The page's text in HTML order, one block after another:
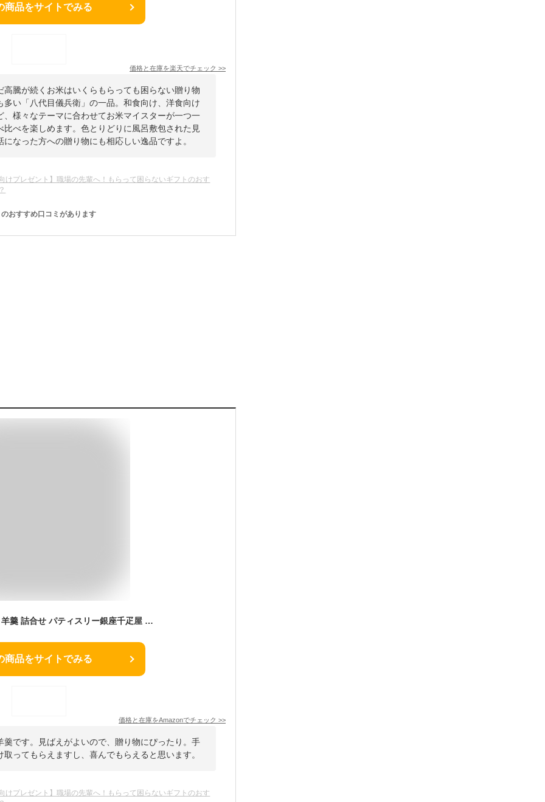
商品をサイトでみる
価格と在庫を楽天でチェック >>
騰が続くお米はいくらもらっても困らない贈り物
い「八代目儀兵衛」の一品。和食向け、洋食向け
様々なテーマに合わせてお米マイスターが一つ一
べを楽しめます。色とりどりに風呂敷包された見
なった方への贈り物にも相応しい逸品ですよ。
けプレゼント】職場の先輩へ！もらって困らないギフトのおす
のおすすめ口コミがあります
ギフト お菓子 和菓子 羊羹 詰合せ パティスリー銀座千疋屋 銀座フルーツ羊羹
商品をサイトでみる
価格と在庫をAmazonでチェック >>
です。見ばえがよいので、贈り物にぴったり。手
ってもらえますし、喜んでもらえると思います。
けプレゼント】職場の先輩へ！もらって困らないギフトのおす